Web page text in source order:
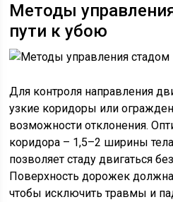
Методы
пути к убою
Для контроля направления
узкие коридоры или
возможности отклонения.
коридора – 1,5–2 ширины
позволяет стаду двигаться
Поверхность дорожек
чтобы исключить травмы и